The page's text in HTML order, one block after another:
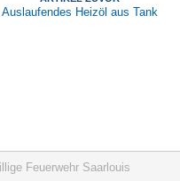
Auslaufendes Heizöl aus Tank
Feuerwehr Saarlouis